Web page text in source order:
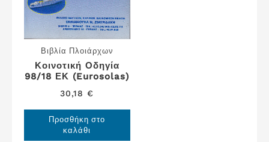
Βιβλία Πλοιάρχων
Κοινοτική Οδηγία
98/18 ΕΚ (Eurosolas)
30,18€
Προσθήκη στο
καλάθι